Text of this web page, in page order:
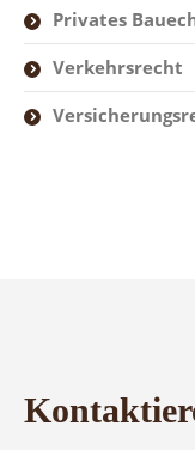
Privates
Verkehrsrecht